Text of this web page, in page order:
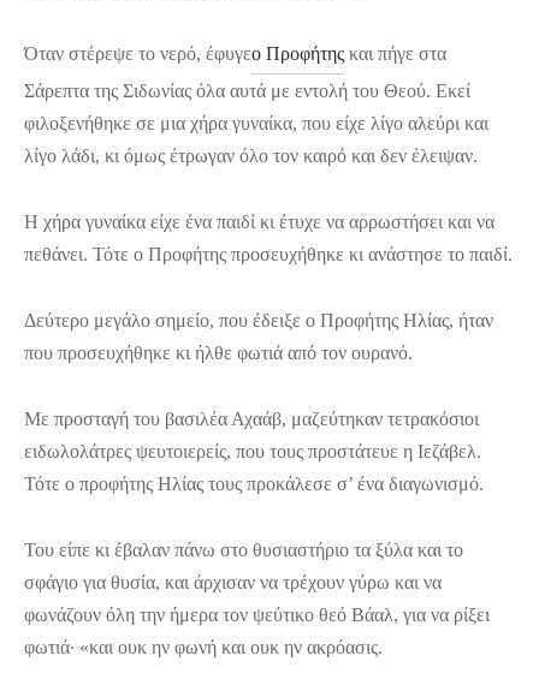
Όταν στέρεψε το νερό, έφυγεο Προφήτης και πήγε στα
Σάρεπτα της Σιδωνίας όλα αυτά με εντολή του Θεού. Εκεί
φιλοξενήθηκε σε μια χήρα γυναίκα, που είχε λίγο αλεύρι και
λίγο λάδι, κι όμως έτρωγαν όλο τον καιρό και δεν έλειψαν.
Η χήρα γυναίκα είχε ένα παιδί κι έτυχε να αρρωστήσει και να
πεθάνει. Τότε ο Προφήτης προσευχήθηκε κι ανάστησε το παιδί.
Δεύτερο μεγάλο σημείο, που έδειξε ο Προφήτης Ηλίας, ήταν
που προσευχήθηκε κι ήλθε φωτιά από τον ουρανό.
Με προσταγή του βασιλέα Αχαάβ, μαζεύτηκαν τετρακόσιοι
ειδωλολάτρες ψευτοιερείς, που τους προστάτευε η Ιεζάβελ.
Τότε ο προφήτης Ηλίας τους προκάλεσε σ’ ένα διαγωνισμό.
Του είπε κι έβαλαν πάνω στο θυσιαστήριο τα ξύλα και το
σφάγιο για θυσία, και άρχισαν να τρέχουν γύρω και να
φωνάζουν όλη την ήμερα τον ψεύτικο θεό Βάαλ, για να ρίξει
φωτιά· «και ουκ ην φωνή και ουκ ην ακρόασις.